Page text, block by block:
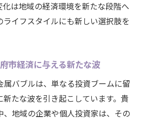
で見る貴金属市場の展望
ルから学ぶビジネスチャンス
える貴金属の新たな可能性
展を目指す貴金属産業の未来
唆する貴金属市場の課題と展望
震源地大府市で見つける新たな
化は地域の経済環境を新たな段階へ
ライフスタイルにも新しい選択肢を
市経済に与える新たな波
属バブルは、単なる投資ブームに留
新たな波を引き起こしています。貴
、地域の企業や個人投資家は、その